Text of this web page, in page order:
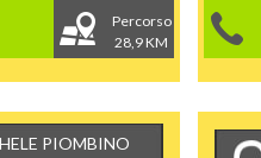
Percorso
28,9 KM
PIOMBINO